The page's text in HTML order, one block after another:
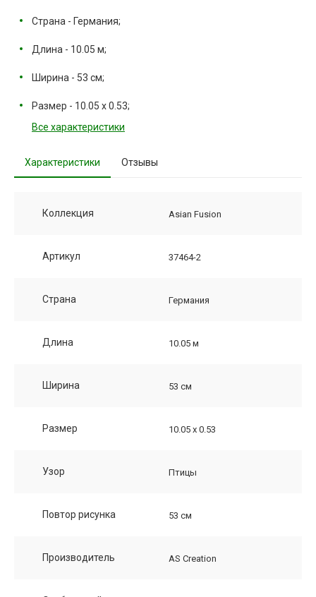
Страна - Германия;
Длина - 10.05 м;
Ширина - 53 см;
Размер - 10.05 х 0.53;
Все характеристики
Характеристики Отзывы
Коллекция Asian Fusion
Артикул 37464-2
Страна Германия
Длина 10.05 м
Ширина 53 см
Размер 10.05 х 0.53
Узор Птицы
Повтор рисунка 53 см
Производитель AS Creation